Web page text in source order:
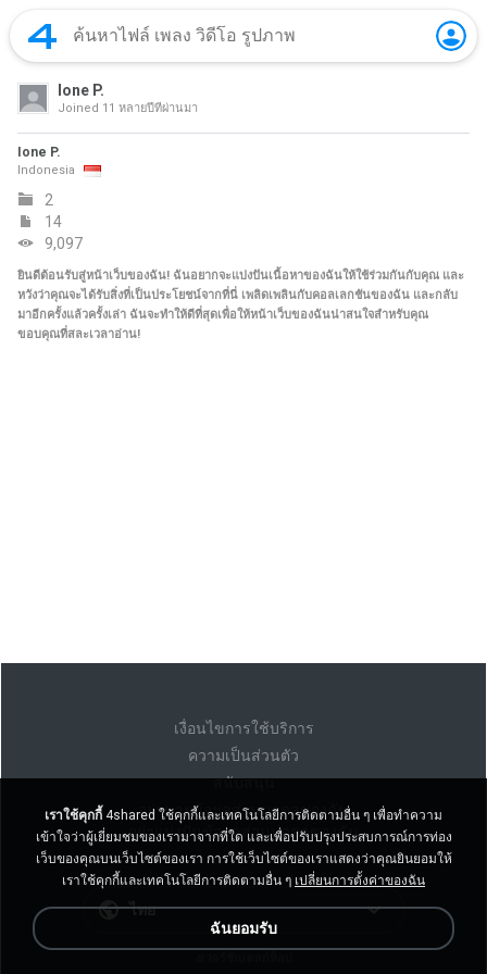
Ione P.
Joined 11 หลายปีที่ผ่านมา
Ione P.
Indonesia
2
14
9,097
ยินดีต้อนรับสู่หน้าเว็บของฉัน! ฉันอยากจะแบ่งปันเนื้อหาของฉันให้ใช้ร่วมกันกับคุณ และ
หวังว่าคุณจะได้รับสิ่งที่เป็นประโยชน์จากที่นี่ เพลิดเพลินกับคอลเลกชันของฉัน และกลับ
มาอีกครั้งแล้วครั้งเล่า ฉันจะทำให้ดีที่สุดเพื่อให้หน้าเว็บของฉันน่าสนใจสำหรับคุณ
ขอบคุณที่สละเวลาอ่าน!
เงื่อนไขการใช้บริการ
ความเป็นส่วนตัว
สนับสนุน
อย่าขายข้อมูลส่วนบุคคลของฉัน
อย่าแบ่งปันข้อมูลส่วนบุคคลของฉัน
ไทย
เราใช้คุกกี้ 4shared ใช้คุกกี้และเทคโนโลยีการติดตามอื่น ๆ เพื่อทำความ
เข้าใจว่าผู้เยี่ยมชมของเรามาจากที่ใด และเพื่อปรับปรุงประสบการณ์การท่อง
เว็บของคุณบนเว็บไซต์ของเรา การใช้เว็บไซต์ของเราแสดงว่าคุณยินยอมให้
เราใช้คุกกี้และเทคโนโลยีการติดตามอื่น ๆ เปลี่ยนการตั้งค่าของฉัน
ฉันยอมรับ